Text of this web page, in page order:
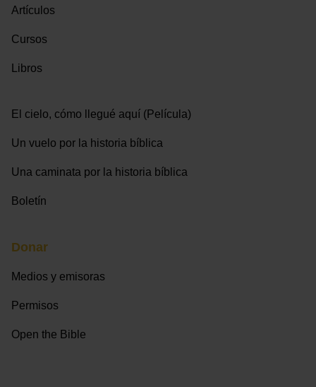
Artículos
Cursos
Libros
El cielo, cómo llegué aquí (Película)
Un vuelo por la historia bíblica
Una caminata por la historia bíblica
Boletín
Donar
Medios y emisoras
Permisos
Open the Bible